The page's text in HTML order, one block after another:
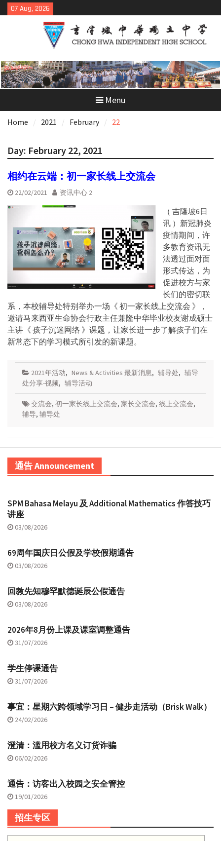
Skip
to
07 Aug, 2026
Menu
Home 2021 February 22
Day: February 22, 2021
相约在云端：初一家长线上交流会
22/02/2021 资讯中心 2
（ 吉隆坡6日
讯 ）新冠肺炎
疫情期间，许
多教育资讯无
法透过面对面
形式传达，为
促进校方与家
长们的密切联
系，本校辅导处特别举办一场《 初一家长线上交流会 》，
邀请马来西亚生命协会行政主任兼隆中华毕业校友谢成硕士
主讲《 孩子沉迷网络 》课题，让家长进一步了解孩子们在
新常态下的学习模式所引发的新课题。
2021年活动, News & Activities 最新消息, 辅导处, 辅导
处分享-视频, 辅导活动
交流会, 初一家长线上交流会, 家长交流会, 线上交流会,
辅导, 辅导处
通告 Announcement
SPM Bahasa Melayu 及 Additional Mathematics 作答技巧
讲座
03/08/2026
69周年国庆日公假及学校假期通告
03/08/2026
回教先知穆罕默德诞辰公假通告
03/08/2026
2026年8月份上课及课室调整通告
31/07/2026
学生停课通告
31/07/2026
事宜：星期六跨领域学习日 – 健步走活动（Brisk Walk）
24/02/2026
澄清：滥用校方名义订货诈骗
06/02/2026
通告：访客出入校园之安全管控
19/01/2026
招生专区